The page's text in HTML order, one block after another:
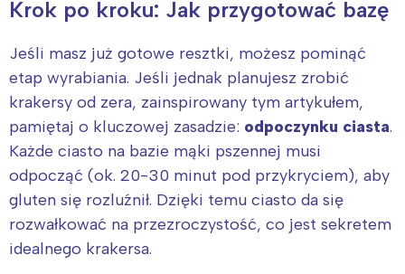
Krok po kroku: Jak przygotować bazę
Jeśli masz już gotowe resztki, możesz pominąć
etap wyrabiania. Jeśli jednak planujesz zrobić
krakersy od zera, zainspirowany tym artykułem,
pamiętaj o kluczowej zasadzie: odpoczynku ciasta.
Każde ciasto na bazie mąki pszennej musi
odpocząć (ok. 20-30 minut pod przykryciem), aby
gluten się rozluźnił. Dzięki temu ciasto da się
rozwałkować na przezroczystość, co jest sekretem
idealnego krakersa.